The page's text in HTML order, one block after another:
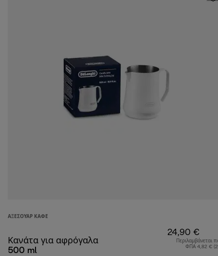
ΑΞΕΣΟΥΆΡ ΚΑΦΈ
Κανάτα για αφρόγαλα
500 ml
24,90 €
Περιλαμβάνεται
ΦΠΑ 4,82 €